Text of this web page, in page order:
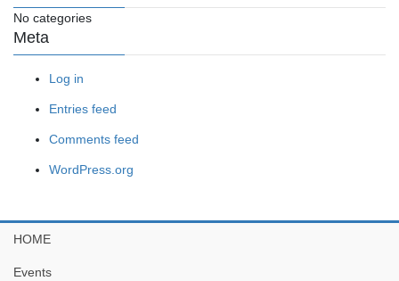
No categories
Meta
Log in
Entries feed
Comments feed
WordPress.org
HOME
Events